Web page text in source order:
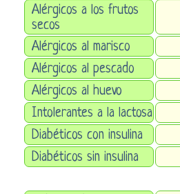
Alérgicos a los frutos
secos
Alérgicos al marisco
Alérgicos al pescado
Alérgicos al huevo
Intolerantes a la lactosa
Diabéticos con insulina
Diabéticos sin insulina